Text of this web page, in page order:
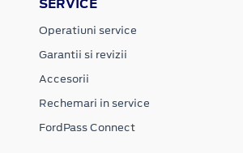
SERVICE
Operatiuni service
Garantii si revizii
Accesorii
Rechemari in service
FordPass Connect